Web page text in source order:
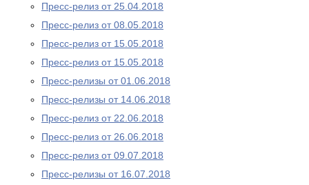
Пресс-релиз от 25.04.2018
Пресс-релиз от 08.05.2018
Пресс-релиз от 15.05.2018
Пресс-релиз от 15.05.2018
Пресс-релизы от 01.06.2018
Пресс-релизы от 14.06.2018
Пресс-релиз от 22.06.2018
Пресс-релиз от 26.06.2018
Пресс-релиз от 09.07.2018
Пресс-релизы от 16.07.2018